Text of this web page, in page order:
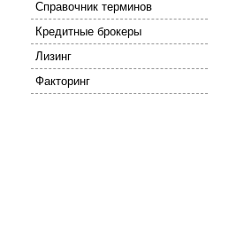
Справочник терминов
Кредитные брокеры
Лизинг
Факторинг